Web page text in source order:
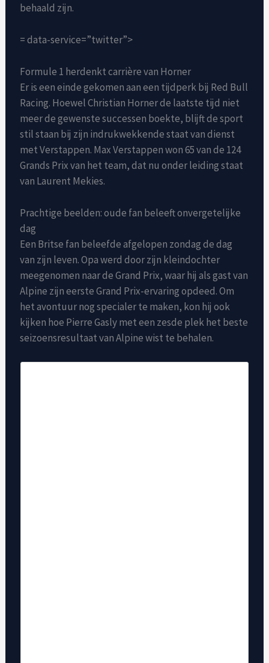
behaald zijn.
= data-service=”twitter”>
Formule 1 herdenkt carrière van Horner
Er is een einde gekomen aan een tijdperk bij Red Bull
Racing. Hoewel Christian Horner de laatste tijd niet
meer de gewenste successen boekte, blijft de sport
stil staan bij zijn indrukwekkende staat van dienst
met Verstappen. Max Verstappen won 65 van de 124
Grands Prix van het team, dat nu onder leiding staat
van Laurent Mekies.
Prachtige beelden: oude fan beleeft onvergetelijke
dag
Een Britse fan beleefde afgelopen zondag de dag
van zijn leven. Opa werd door zijn kleindochter
meegenomen naar de Grand Prix, waar hij als gast van
Alpine zijn eerste Grand Prix-ervaring opdeed. Om
het avontuur nog specialer te maken, kon hij ook
kijken hoe Pierre Gasly met een zesde plek het beste
seizoensresultaat van Alpine wist te behalen.